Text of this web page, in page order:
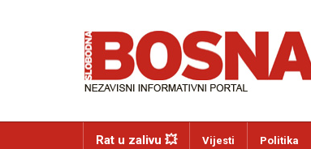
Rat u zalivu 💥 Vijesti Politika